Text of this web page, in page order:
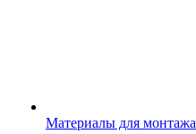
Материалы для монтажа